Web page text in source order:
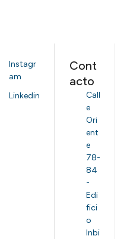
Instagr
am
Linkedin
Cont
acto
Call
e
Ori
ent
e
78-
84
-
Edi
fici
o
Inbi